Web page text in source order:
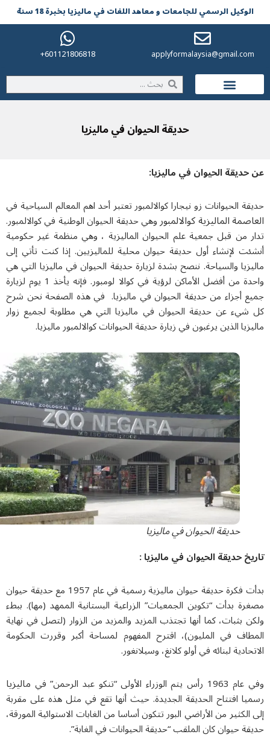
الرسمي للجامعات و معاهد اللغات في مالیزیا بخبرة 18 سنة
601121806818+
حديقة الحيوان في ماليزيا
حديقة الحيوان في ماليزيا:
الحيوانات زو نيجارا كوالالمبور تعتبر أحد اهم المعالم السياحية في
الماليزية كوالالمبوروهي حديقة الحيوان الوطنية في كوالالمبور.
من قبل جمعية علم الحيوان الماليزية ، وهي منظمة غير حكومية
لإنشاء أول حديقة حيوان محلية للماليزيين. إذا كنت تأتي إلى
والسياحة. ننصح بشدة لزيارةحديقة الحيوان في ماليزياالتي هي
واحدة من أفضل الأماكن لرؤية في كوالا لومبور. فإنه يأخذ 1 يوم لزيارة
أجزاء من حديقة الحيوان في ماليزيا. في هذه الصفحة نحن شرح
شيء عن حديقة الحيوان في ماليزياالتي هي مطلوبة لجميع زوار
الذين يرغبون في زيارةحديقة الحيوانات كوالالمبور ماليزيا.
حديقة الحيوان في ماليزيا
حديقة الحيوان في ماليزيا :
بدأت فكرة حديقة حيوان ماليزية رسمية في عام 1957 مع حديقة حيوان
بدأت “تكوين الجمعيات” الزراعية البستانية الممهد (مها). ببطء
بثبات، كما أنها تجتذب المزيد والمزيد من الزوار (لتصل في نهاية
في المليون)، اقترح المفهوم لمساحة أكبر وقررت الحكومة
لبنائه في أولو كلانغ، وسيلانغور.
الأولى “تنكو عبد الرحمن”
في ماليزيا
افتتاح الحديقة الجديدة. حيث أنها تقع في مثل هذه على مقربة
من الأراضي البور تتكون أساسا من الغابات الاستوائية المورقة،
حيوان كان الملقب “حديقة الحيوانات في الغابة”.